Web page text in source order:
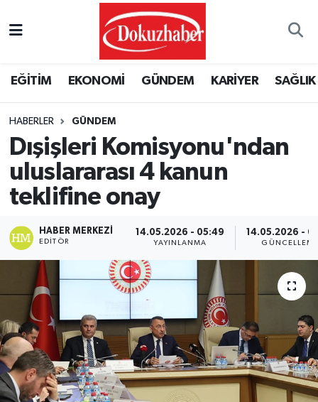
EĞİTİM EKONOMİ GÜNDEM KARİYER SAĞLIK
HABERLER GÜNDEM
Dışişleri Komisyonu'ndan
uluslararası 4 kanun
teklifine onay
HABER MERKEZI
EDITÖR
14.05.2026 - 05:49
YAYINLANMA
14.05.2026 -
Puan Durumu ve Fikstür
Tüm Manşetler
Son Dakika Haberleri
Haber Arşivi